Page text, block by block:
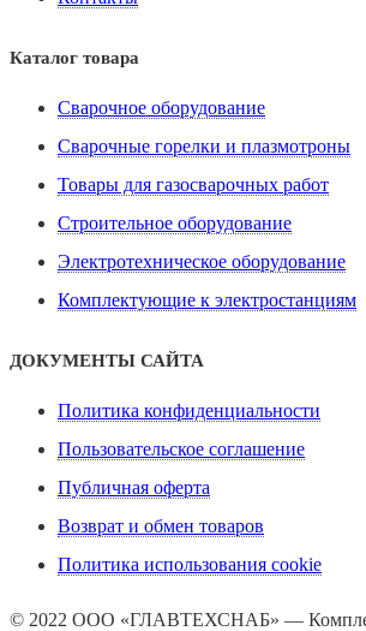
Каталог товара
Сварочное оборудование
Сварочные горелки и плазмотроны
Товары для газосварочных работ
Строительное оборудование
Электротехническое оборудование
Комплектующие к электростанциям
ДОКУМЕНТЫ САЙТА
Политика конфиденциальности
Пользовательское соглашение
Публичная оферта
Возврат и обмен товаров
Политика использования cookie
© 2022 ООО «ГЛАВТЕХСНАБ» —